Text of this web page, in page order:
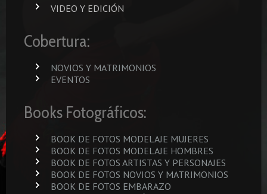
VIDEO Y EDICIÓN
Cobertura:
NOVIOS Y MATRIMONIOS
EVENTOS
Books Fotográficos:
BOOK DE FOTOS MODELAJE MUJERES
BOOK DE FOTOS MODELAJE HOMBRES
BOOK DE FOTOS ARTISTAS Y PERSONAJES
BOOK DE FOTOS NOVIOS Y MATRIMONIOS
BOOK DE FOTOS EMBARAZO